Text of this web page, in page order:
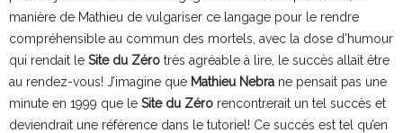
manière de Mathieu de vulgariser ce langage pour le rendre
compréhensible au commun des mortels, avec la dose d’humour
qui rendait le Site du Zéro très agréable à lire, le succès allait être
au rendez-vous! J’imagine que Mathieu Nebra ne pensait pas une
minute en 1999 que le Site du Zéro rencontrerait un tel succès et
deviendrait une référence dans le tutoriel! Ce succès est tel qu’en